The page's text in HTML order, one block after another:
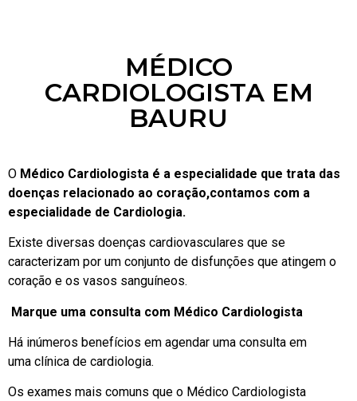
MÉDICO
CARDIOLOGISTA EM
BAURU
O Médico Cardiologista é a especialidade que trata das
doenças relacionado ao coração,contamos com a
especialidade de Cardiologia.
Existe diversas doenças cardiovasculares que se
caracterizam por um conjunto de disfunções que atingem o
coração e os vasos sanguíneos.
Marque uma consulta com Médico Cardiologista
Há inúmeros benefícios em agendar uma consulta em
uma clínica de cardiologia.
Os exames mais comuns que o Médico Cardiologista